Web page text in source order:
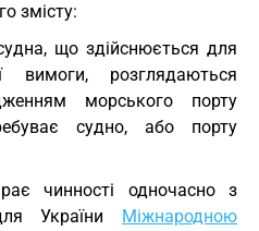
змісту:
що здійснюється для
вимоги, розглядаються
морського порту
судно, або порту
чинності одночасно з
України Міжнародною